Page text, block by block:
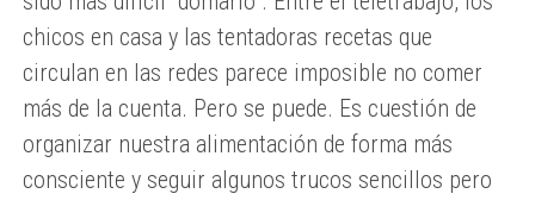
chicos en casa y las tentadoras recetas que
circulan en las redes parece imposible no comer
más de la cuenta. Pero se puede. Es cuestión de
organizar nuestra alimentación de forma más
consciente y seguir algunos trucos sencillos pero